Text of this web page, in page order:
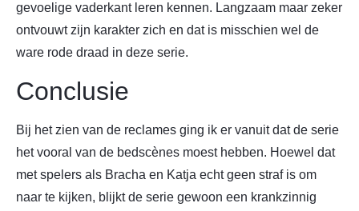
gevoelige vaderkant leren kennen. Langzaam maar zeker
ontvouwt zijn karakter zich en dat is misschien wel de
ware rode draad in deze serie.
Conclusie
Bij het zien van de reclames ging ik er vanuit dat de serie
het vooral van de bedscènes moest hebben. Hoewel dat
met spelers als Bracha en Katja echt geen straf is om
naar te kijken, blijkt de serie gewoon een krankzinnig